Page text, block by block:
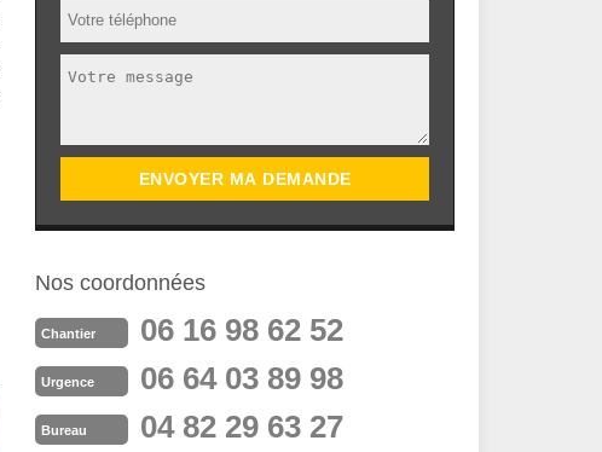
Nos coordonnées
Chantier 06 16 98 62 52
Urgence 06 64 03 89 98
Bureau 04 82 29 63 27